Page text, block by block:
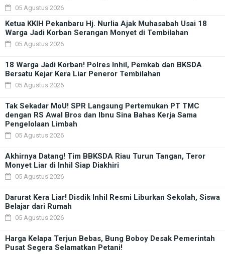
05 Agustus 2026
Ketua KKIH Pekanbaru Hj. Nurlia Ajak Muhasabah Usai 18
Warga Jadi Korban Serangan Monyet di Tembilahan
05 Agustus 2026
18 Warga Jadi Korban! Polres Inhil, Pemkab dan BKSDA
Bersatu Kejar Kera Liar Peneror Tembilahan
05 Agustus 2026
Tak Sekadar MoU! SPR Langsung Pertemukan PT TMC
dengan RS Awal Bros dan Ibnu Sina Bahas Kerja Sama
Pengelolaan Limbah
05 Agustus 2026
Akhirnya Datang! Tim BBKSDA Riau Turun Tangan, Teror
Monyet Liar di Inhil Siap Diakhiri
05 Agustus 2026
Darurat Kera Liar! Disdik Inhil Resmi Liburkan Sekolah, Siswa
Belajar dari Rumah
05 Agustus 2026
Harga Kelapa Terjun Bebas, Bung Boboy Desak Pemerintah
Pusat Segera Selamatkan Petani!